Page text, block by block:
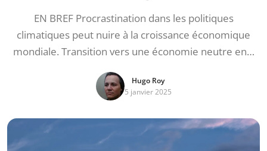
EN BREF Procrastination dans les politiques
climatiques peut nuire à la croissance économique
mondiale. Transition vers une économie neutre en…
Hugo Roy
5 janvier 2025